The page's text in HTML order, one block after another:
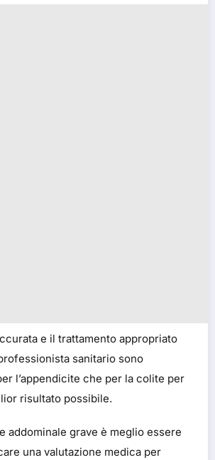
e il trattamento appropriato
sanitario sono
l’appendicite che per la colite per
risultato possibile.
addominale grave è meglio essere
una valutazione medica per